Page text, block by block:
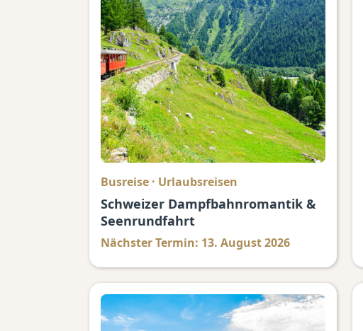
Busreise · Urlaubsreisen
Schweizer Dampfbahnromantik &
Seenrundfahrt
Nächster Termin: 13. August 2026